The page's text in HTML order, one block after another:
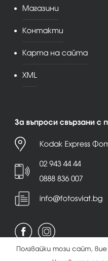
Магазини
Контакти
Карта на сайта
XML
За въпроси свързани с
Kodak Express
02 943 44 44
0888 836 007
info@fotosviat.bg
Ползвайки този сайт,